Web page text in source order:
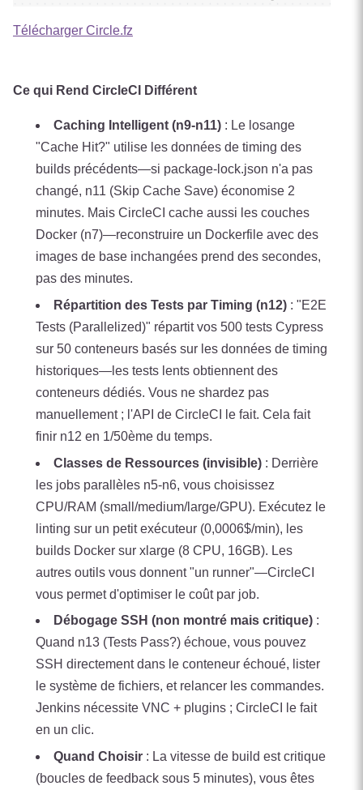
Télécharger Circle.fz
Ce qui Rend CircleCI Différent
Caching Intelligent (n9-n11) : Le losange
"Cache Hit?" utilise les données de timing des
builds précédents—si package-lock.json n'a pas
changé, n11 (Skip Cache Save) économise 2
minutes. Mais CircleCI cache aussi les couches
Docker (n7)—reconstruire un Dockerfile avec des
images de base inchangées prend des secondes,
pas des minutes.
Répartition des Tests par Timing (n12) : "E2E
Tests (Parallelized)" répartit vos 500 tests Cypress
sur 50 conteneurs basés sur les données de timing
historiques—les tests lents obtiennent des
conteneurs dédiés. Vous ne shardez pas
manuellement ; l'API de CircleCI le fait. Cela fait
finir n12 en 1/50ème du temps.
Classes de Ressources (invisible) : Derrière
les jobs parallèles n5-n6, vous choisissez
CPU/RAM (small/medium/large/GPU). Exécutez le
linting sur un petit exécuteur (0,0006$/min), les
builds Docker sur xlarge (8 CPU, 16GB). Les
autres outils vous donnent "un runner"—CircleCI
vous permet d'optimiser le coût par job.
Débogage SSH (non montré mais critique) :
Quand n13 (Tests Pass?) échoue, vous pouvez
SSH directement dans le conteneur échoué, lister
le système de fichiers, et relancer les commandes.
Jenkins nécessite VNC + plugins ; CircleCI le fait
en un clic.
Quand Choisir : La vitesse de build est critique
(boucles de feedback sous 5 minutes), vous êtes